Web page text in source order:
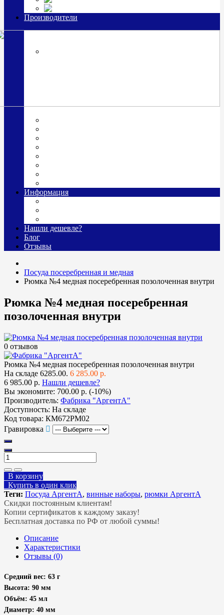
Производители
Информация
Нашли дешевле?
Блог
Отзывы
Посуда посеребренная и медная
Рюмка №4 медная посеребренная позолоченная внутри
Рюмка №4 медная посеребренная
позолоченная внутри
0 отзывов
Рюмка №4 медная посеребренная позолоченная внутри
На складе 6285.00. 6 285.00 р.
6 985.00 р. Нашли дешевле?
Вы экономите: 700.00 р. (-10%)
Производитель: Фабрика "АргентА"
Доступность: На складе
Код товара: КМ672РМ02
Гравировка
В корзину
Купить в один клик
Теги: Посуда АргентА, винные наборы, рюмки АргентА
Скидки постоянным клиентам!
Копии сертификатов к каждому заказу!
Бесплатная доставка по РФ от любой суммы!
Описание
Характеристики
Отзывы (0)
Средний вес: 63 г
Высота: 90 мм
Объём: 45 мл
Диаметр: 40 мм